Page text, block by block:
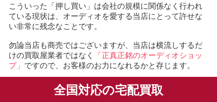
こういった「押し買い」は会社の規模に関係なく行われ
ている現状は、オーディオを愛する当店にとって許せな
い非常に残念なことです。
勿論当店も商売ではございますが、当店は横流しするだ
けの買取屋業者ではなく
「正真正銘のオーディオショッ
プ」 ですので、お客様のお力になれるかと存じます。
全国対応の宅配買取